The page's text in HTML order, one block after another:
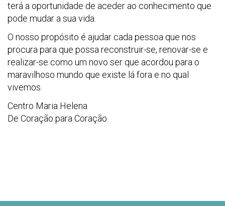
terá a oportunidade de aceder ao conhecimento que
pode mudar a sua vida.
O nosso propósito é ajudar cada pessoa que nos
procura para que possa reconstruir-se, renovar-se e
realizar-se como um novo ser que acordou para o
maravilhoso mundo que existe lá fora e no qual
vivemos.
Centro Maria Helena
De Coração para Coração.